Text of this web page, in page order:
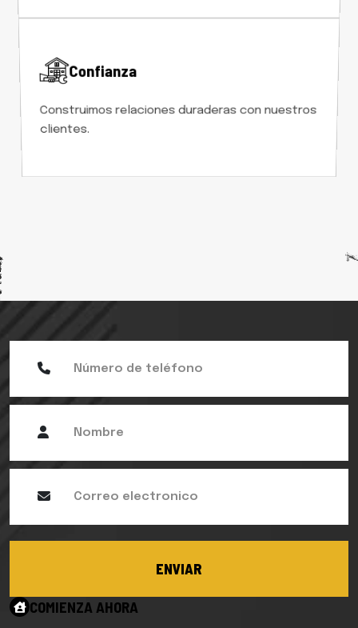
Confianza
Construimos relaciones duraderas con nuestros
clientes.
COMIENZA AHORA
ENVIAR